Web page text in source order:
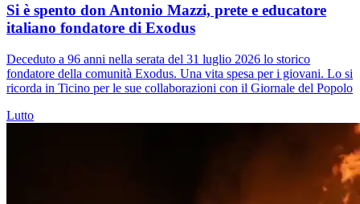
Si è spento don Antonio Mazzi, prete e educatore
italiano fondatore di Exodus
Deceduto a 96 anni nella serata del 31 luglio 2026 lo storico
fondatore della comunità Exodus. Una vita spesa per i giovani. Lo si
ricorda in Ticino per le sue collaborazioni con il Giornale del Popolo
Lutto